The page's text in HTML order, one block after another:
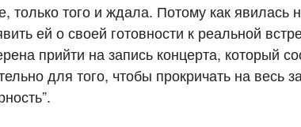
только того и ждала. Потому как явилась
ей о своей готовности к реальной
прийти на запись концерта, который
для того, чтобы прокричать на весь